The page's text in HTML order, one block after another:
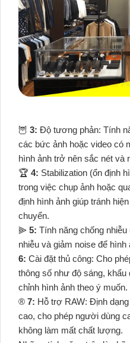
🦉 3: Độ tương phản: Tính
các bức ảnh hoặc video có
hình ảnh trở nên sắc nét và
🏆 4: Stabilization (ổn định
trong việc chụp ảnh hoặc
định hình ảnh giúp tránh
chuyển.
⫸ 5: Tính năng chống
nhiễu và giảm noise để
6: Cài đặt thủ công: Cho
thông số như độ sáng,
chỉnh hình ảnh theo ý muốn.
®️ 7: Hỗ trợ RAW: Định
cao, cho phép người dùng
không làm mất chất lượng.